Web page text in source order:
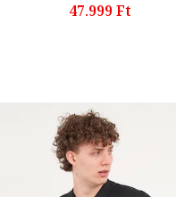
47.999 Ft